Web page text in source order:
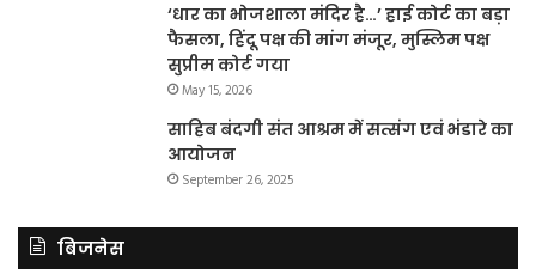
‘धार का भोजशाला मंदिर है…’ हाई कोर्ट का बड़ा
फैसला, हिंदू पक्ष की मांग मंजूर, मुस्लिम पक्ष
सुप्रीम कोर्ट गया
May 15, 2026
साहिब बंदगी संत आश्रम में सत्संग एवं भंडारे का
आयोजन
September 26, 2025
बिजनेस